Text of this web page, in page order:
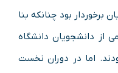
برخوردار بود چنانکه بنا
از دانشجویان دانشگاه
اما در دوران نخست